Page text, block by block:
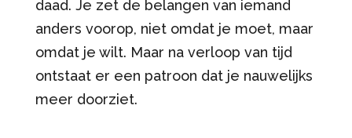
daad. Je zet de belangen van iemand
anders voorop, niet omdat je moet, maar
omdat je wilt. Maar na verloop van tijd
ontstaat er een patroon dat je nauwelijks
meer doorziet.